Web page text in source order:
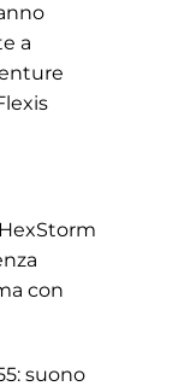
a
con
suono